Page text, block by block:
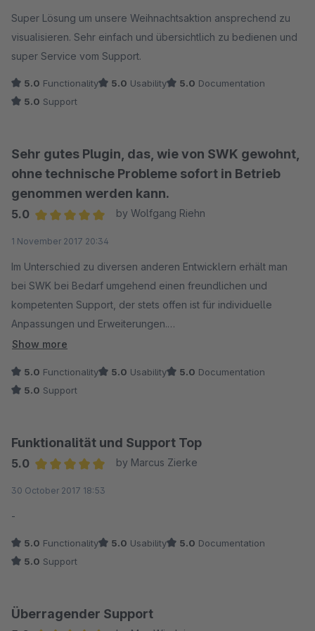
Super Lösung um unsere Weihnachtsaktion ansprechend zu
visualisieren. Sehr einfach und übersichtlich zu bedienen und
super Service vom Support.
5.0 Functionality 5.0 Usability 5.0 Documentation
5.0 Support
Sehr gutes Plugin, das, wie von SWK gewohnt,
ohne technische Probleme sofort in Betrieb
genommen werden kann.
5.0
by Wolfgang Riehn
1 November 2017 20:34
Im Unterschied zu diversen anderen Entwicklern erhält man
bei SWK bei Bedarf umgehend einen freundlichen und
kompetenten Support, der stets offen ist für individuelle
Anpassungen und Erweiterungen.
Darüber hinaus werden die Plugins nicht nur regelmäßig
Funktionalität erweitert - bei SWK natürlich ohne weitere
Kosten für den Plugin-Käufer!!
Punkten!
Show more
5.0 Functionality 5.0 Usability 5.0 Documentation
5.0 Support
Funktionalität und Support Top
5.0
by Marcus Zierke
30 October 2017 18:53
-
5.0 Functionality 5.0 Usability 5.0 Documentation
5.0 Support
Überragender Support